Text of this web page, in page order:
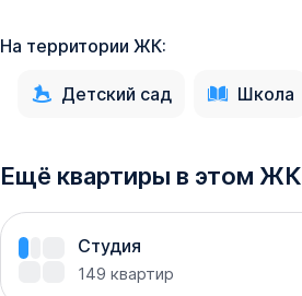
На территории ЖК:
Детский сад Школа
Ещё квартиры в этом ЖК
Студия
149 квартир